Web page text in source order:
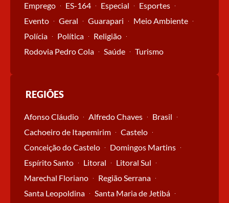
Emprego
ES-164 Especial
Esportes
Evento
Geral Guarapari
Meio Ambiente
Polícia
Política
Religião
Rodovia Pedro Cola
Saúde Turismo
REGIÕES
Afonso Cláudio Alfredo Chaves
Brasil
Cachoeiro de Itapemirim
Castelo
Conceição do Castelo
Domingos Martins
Espírito Santo
Litoral
Litoral Sul
Marechal Floriano
Região Serrana
Santa Leopoldina
Santa Maria de Jetibá